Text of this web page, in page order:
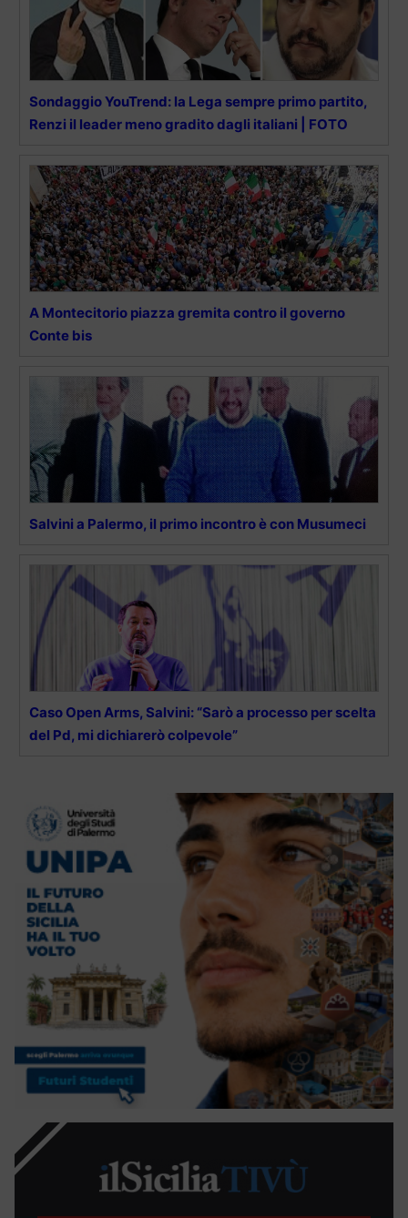
Sondaggio YouTrend: la Lega sempre primo partito,
Renzi il leader meno gradito dagli italiani | FOTO
A Montecitorio piazza gremita contro il governo
Conte bis
Salvini a Palermo, il primo incontro è con Musumeci
Caso Open Arms, Salvini: “Sarò a processo per scelta
del Pd, mi dichiarerò colpevole”